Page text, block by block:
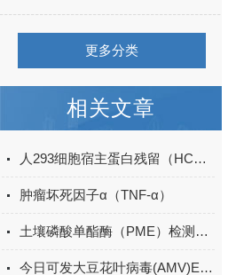
更多分类
相关文章
人293细胞宿主蛋白残留（HCP）ELISA检测试剂盒产品升级
肿瘤坏死因子α（TNF-α）
土壤磷酸单酯酶（PME）检测试剂盒现货
今日可发大豆花叶病毒(AMV)ELISA试剂盒＠科研